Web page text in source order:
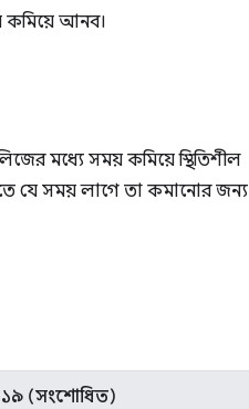
কমিয়ে আনব।
মধ্যে সময় কমিয়ে স্থিতিশীল
যে সময় লাগে তা কমানোর জন্য
(সংশোধিত)